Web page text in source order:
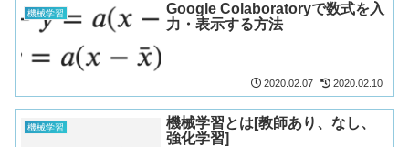
機械学習
Google Colaboratoryで数式を入
力・表示する方法
2020.02.07 2020.02.10
機械学習
機械学習とは[教師あり、なし、
強化学習]